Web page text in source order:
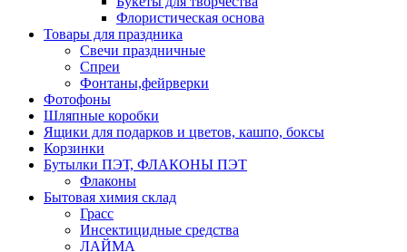
Флористическая основа
Товары для праздника
Свечи праздничные
Спреи
Фонтаны,фейрверки
Фотофоны
Шляпные коробки
Ящики для подарков и цветов, кашпо, боксы
Корзинки
Бутылки ПЭТ, ФЛАКОНЫ ПЭТ
Флаконы
Бытовая химия склад
Грасс
Инсектицидные средства
ЛАЙМА